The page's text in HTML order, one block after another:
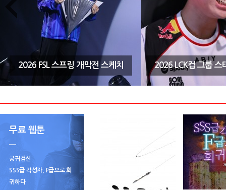
2026 FSL 스프링 개막전 스케치 2026 LCK컵 그룹 스
무료 웹툰
궁귀검신
SSS급 각성자, F급으로 회
귀하다